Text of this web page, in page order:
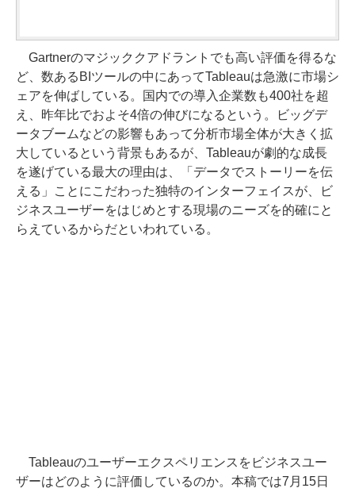
Gartnerのマジッククアドラントでも高い評価を得るな
ど、数あるBIツールの中にあってTableauは急激に市場シ
ェアを伸ばしている。国内での導入企業数も400社を超
え、昨年比でおよそ4倍の伸びになるという。ビッグデ
ータブームなどの影響もあって分析市場全体が大きく拡
大しているという背景もあるが、Tableauが劇的な成長
を遂げている最大の理由は、「データでストーリーを伝
える」ことにこだわった独特のインターフェイスが、ビ
ジネスユーザーをはじめとする現場のニーズを的確にと
らえているからだといわれている。
Tableauのユーザーエクスペリエンスをビジネスユー
ザーはどのように評価しているのか。本稿では7月15日